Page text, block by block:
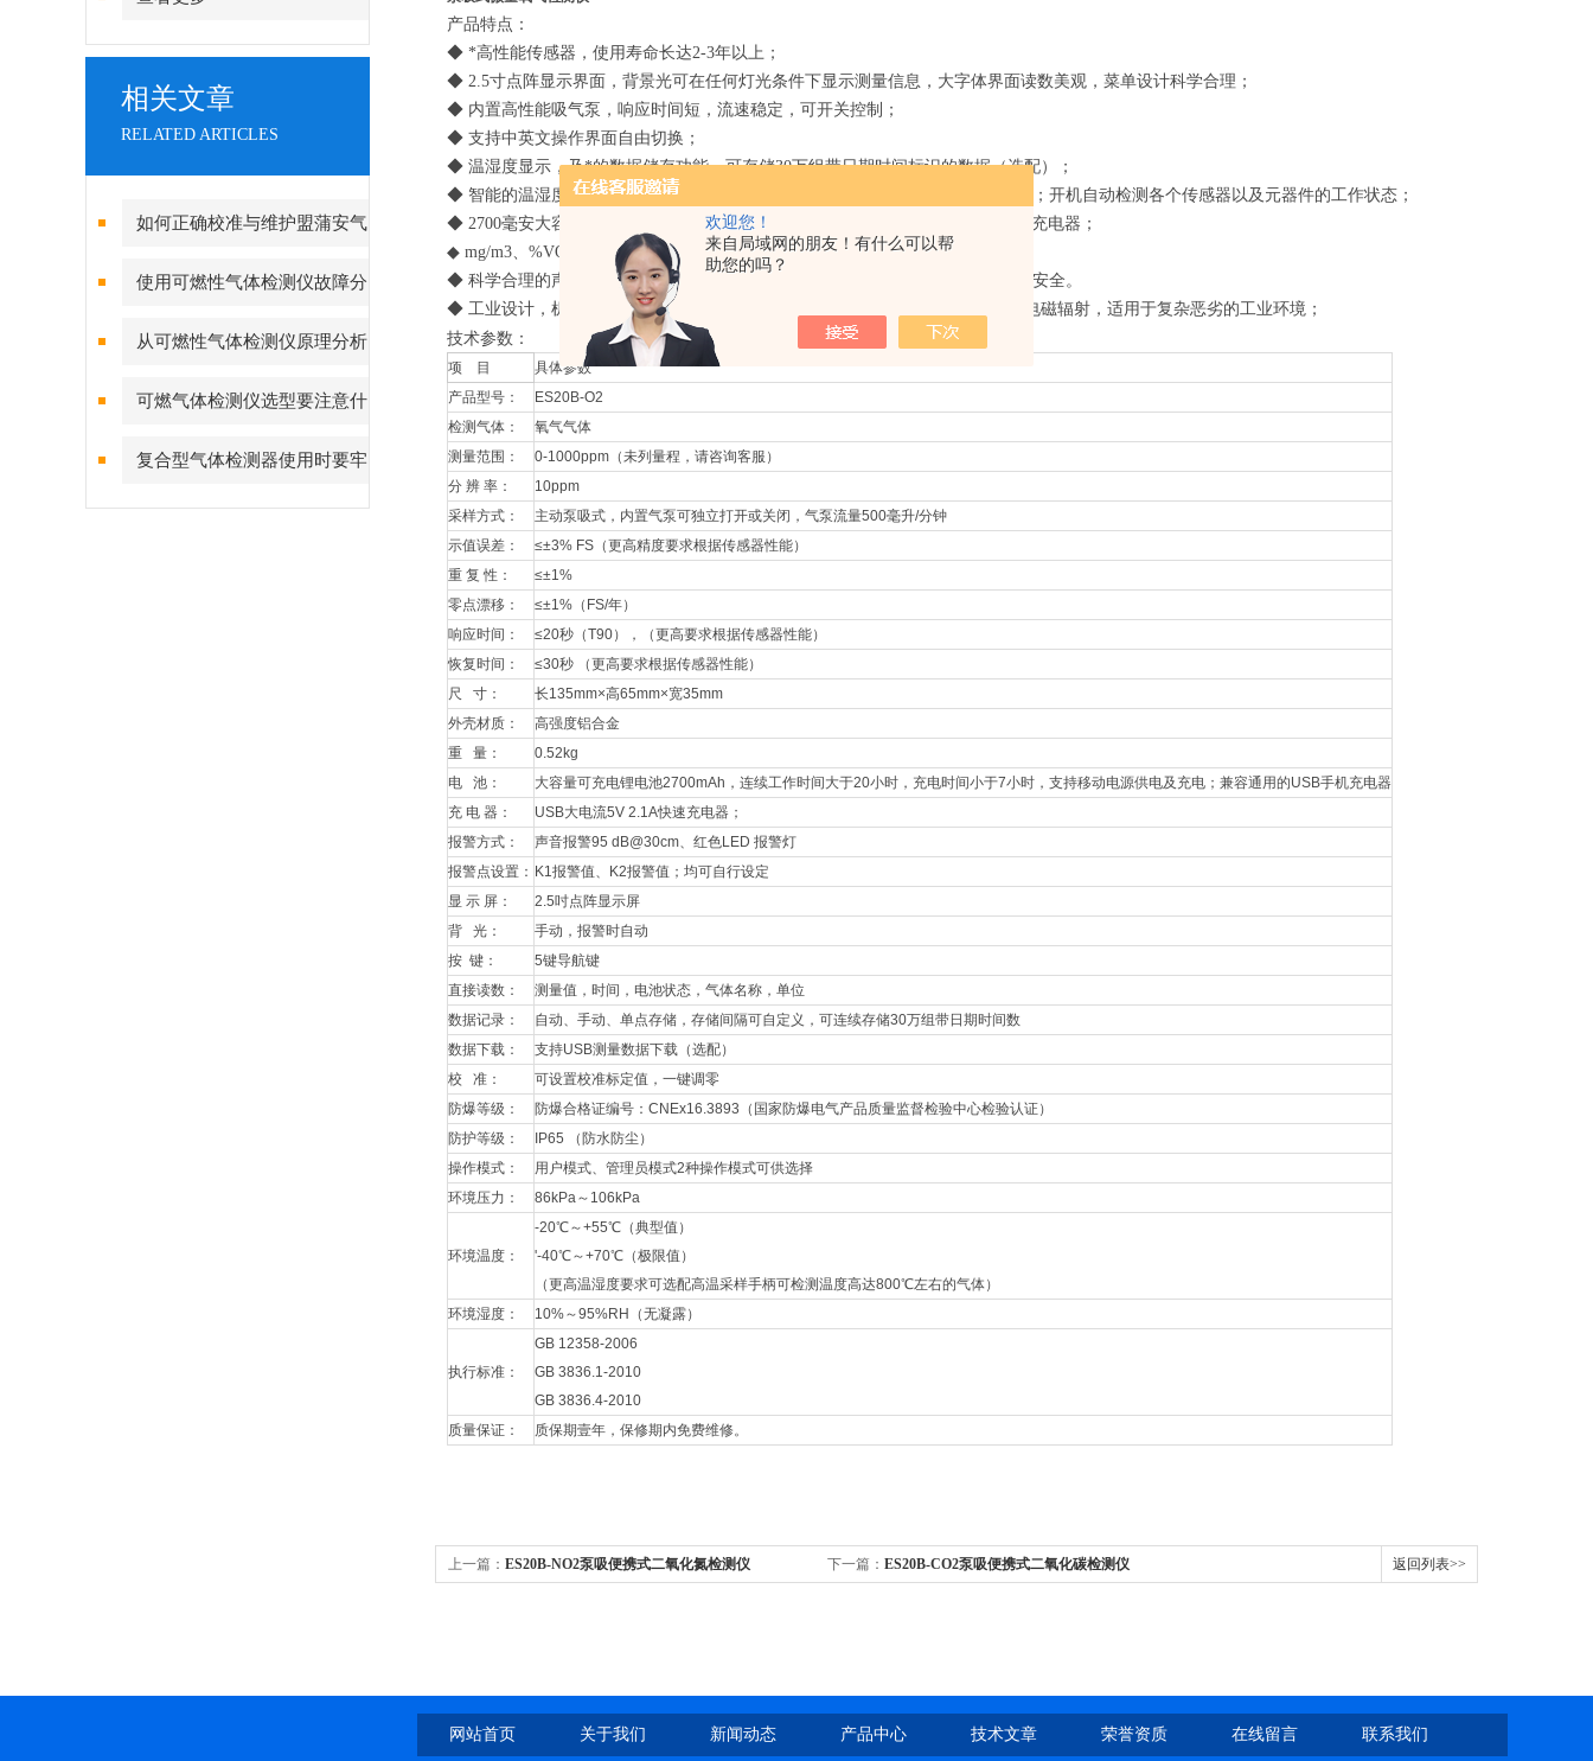
欢迎您！
来自局域网的朋友！有什么可以帮
助您的吗？
相关文章
RELATED ARTICLES
如何正确校准与维护盟蒲安气
体检测仪？
使用可燃性气体检测仪故障分
析及对策
从可燃性气体检测仪原理分析
故障的产生
可燃气体检测仪选型要注意什
么？
复合型气体检测器使用时要牢
记的一些事项
产品特点：
◆ *高性能传感器，使用寿命长达2-3年以上；
◆ 2.5寸点阵显示界面，背景光可在任何灯光条件下显示测量信息，大字体界面读数美观，菜单设计科学合理；
◆ 内置高性能吸气泵，响应时间短，流速稳定，可开关控制；
◆ 支持中英文操作界面自由切换；
◆ 温湿度显示，及*的数据储存功能，可存储30万组带日期时间标识的数据（选配）；
◆ 智能的温湿度和零点补偿算法，全软件自动校准功能，确保测量结果的准确性；开机自动检测各个传感器以及元器件的工作状态；
◆ 2700毫安大容量锂电池，连续工作时间大于20小时以上；通用的USB端口手机充电器；
◆ mg/m3、%VOL、VOL、LEL、PPB多种单位可选择；
◆ 科学合理的声光报警设计，曲线对称，检测到超标时及时报警提示，保护人身安全。
◆ 工业设计，机身采用*品质的高强度铝型材，耐磨耐腐浊，坚固防水防腐，防电磁辐射，适用于复杂恶劣的工业环境；
技术参数：
项 目
具体参数
产品型号：
ES20B-O2
检测气体：
氧气气体
测量范围：
0-1000ppm（未列量程，请咨询客服）
分 辨 率：
10ppm
采样方式：
主动泵吸式，内置气泵可独立打开或关闭，气泵流量500毫升/分钟
示值误差：
≤±3% FS（更高精度要求根据传感器性能）
重 复 性：
≤±1%
零点漂移：
≤±1%（FS/年）
响应时间：
≤20秒（T90），（更高要求根据传感器性能）
恢复时间：
≤30秒 （更高要求根据传感器性能）
尺 寸：
长135mm×高65mm×宽35mm
外壳材质：
高强度铝合金
重 量：
0.52kg
电 池：
大容量可充电锂电池2700mAh，连续工作时间大于20小时，充电时间小于7小时，支持移动电源供电及充电；兼容通用的USB手机充电器
充 电 器：
USB大电流5V 2.1A快速充电器；
报警方式：
声音报警95 dB@30cm、红色LED 报警灯
报警点设置： K1报警值、K2报警值；均可自行设定
显 示 屏：
2.5吋点阵显示屏
背 光：
手动，报警时自动
按 键：
5键导航键
直接读数：
测量值，时间，电池状态，气体名称，单位
数据记录：
自动、手动、单点存储，存储间隔可自定义，可连续存储30万组带日期时间数
数据下载：
支持USB测量数据下载（选配）
校 准：
可设置校准标定值，一键调零
防爆等级：
防爆合格证编号：CNEx16.3893（国家防爆电气产品质量监督检验中心检验认证）
防护等级：
IP65 （防水防尘）
操作模式：
用户模式、管理员模式2种操作模式可供选择
环境压力：
86kPa～106kPa
环境温度：
-20℃～+55℃（典型值）
'-40℃～+70℃（极限值）
（更高温湿度要求可选配高温采样手柄可检测温度高达800℃左右的气体）
环境湿度：
10%～95%RH（无凝露）
执行标准：
GB 12358-2006
GB 3836.1-2010
GB 3836.4-2010
质量保证：
质保期壹年，保修期内免费维修。
上一篇： ES20B-NO2泵吸便携式二氧化氮检测仪 下一篇： ES20B-CO2泵吸便携式二氧化碳检测仪 返回列表>>
网站首页 关于我们 新闻动态 产品中心 技术文章 荣誉资质 在线留言 联系我们